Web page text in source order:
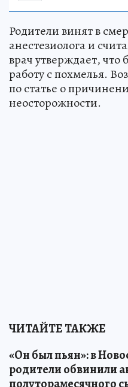
Родители винят в
анестезиолога и
врач утверждает,
работу с похмелья.
по статье о
неосторожности.
ЧИТАЙТЕ ТАКЖЕ
«Он был пьян»: в
родители обвинили